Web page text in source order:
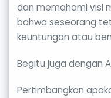
dan memahami visi
bahwa seseorang
keuntungan atau
Begitu juga dengan
Pertimbangkan